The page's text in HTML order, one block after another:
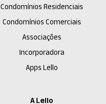
Condomínios Residenciais
Condomínios Comerciais
Associações
Incorporadora
Apps Lello
A Lello